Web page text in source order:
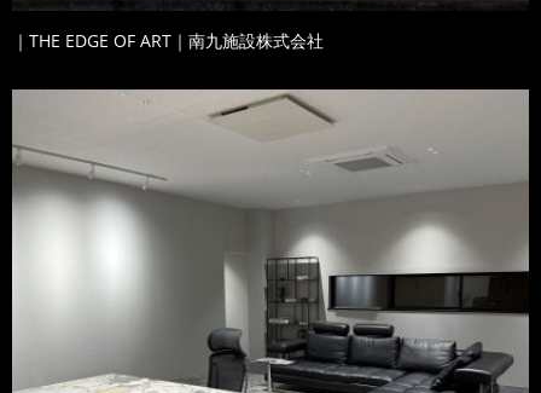
｜THE EDGE OF ART｜南九施設株式会社